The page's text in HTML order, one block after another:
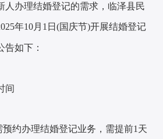
人办理结婚登记的需求，临泽县民
年10月1日(国庆节)开展结婚登记
告如下：
间
预约办理结婚登记业务，需提前1天